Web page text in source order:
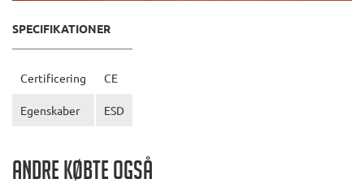
SPECIFIKATIONER
Certificering CE
Egenskaber ESD
Andre købte også